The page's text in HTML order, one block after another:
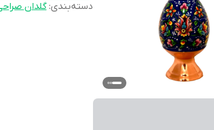
دسته‌بندی:گلدان